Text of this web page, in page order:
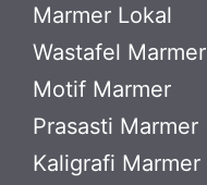
Marmer Lokal
Wastafel Marmer
Motif Marmer
Prasasti Marmer
Kaligrafi Marmer